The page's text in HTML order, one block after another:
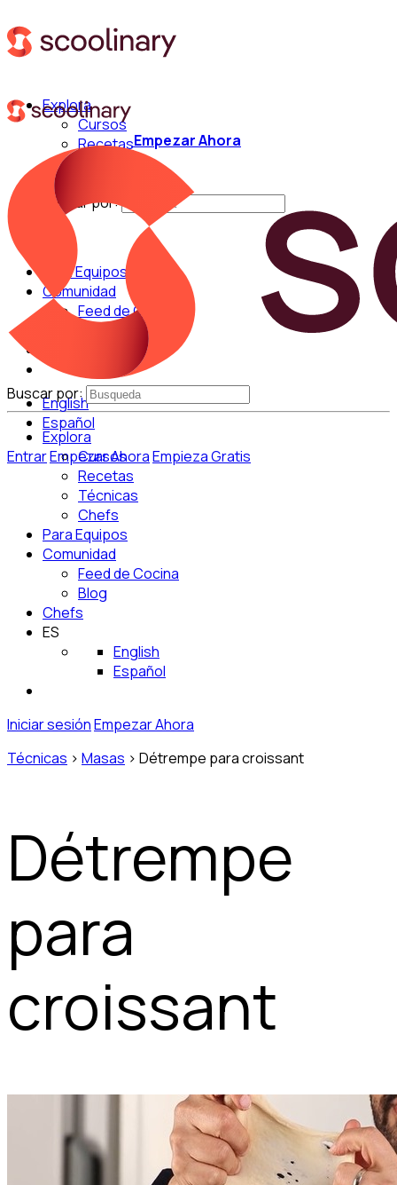
Explora
Cursos
Recetas
Buscar por:
Para Equipos
Comunidad
Feed de Cocina
English
Español
EntrarEmpezar AhoraEmpieza Gratis
Empezar Ahora
Buscar por:
Explora
Cursos
Recetas
Técnicas
Chefs
Para Equipos
Comunidad
Feed de Cocina
Blog
Chefs
ES
English
Español
Iniciar sesiónEmpezar Ahora
Técnicas > Masas > Détrempe para croissant
Détrempe
para
croissant